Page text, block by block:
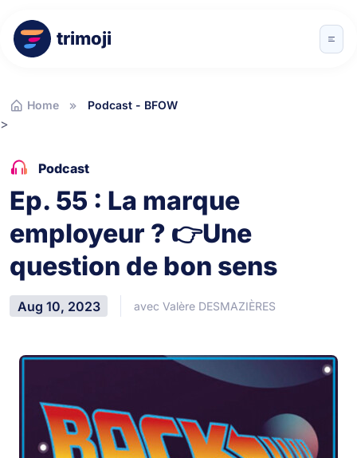
trimoji
Home Podcast - BFOW
>
Podcast
Ep. 55 : La marque
employeur ? 👉Une
question de bon sens
Aug 10, 2023 avec Valère DESMAZIÈRES